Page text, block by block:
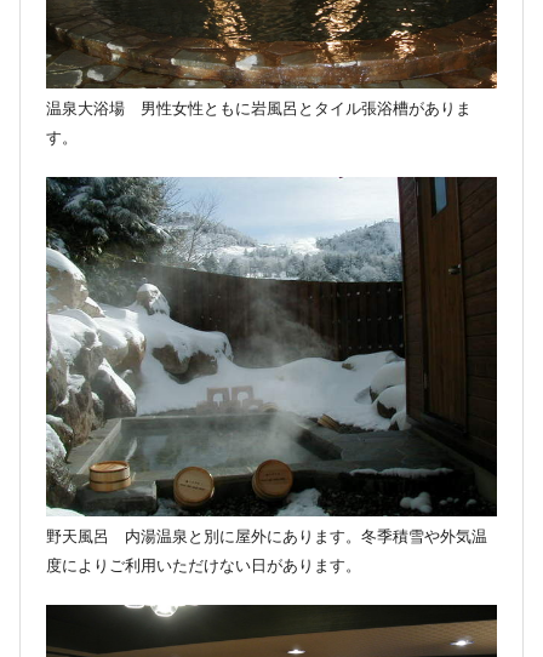
温泉大浴場 男性女性ともに岩風呂とタイル張浴槽がありま
す。
野天風呂 内湯温泉と別に屋外にあります。冬季積雪や外気温
度によりご利用いただけない日があります。